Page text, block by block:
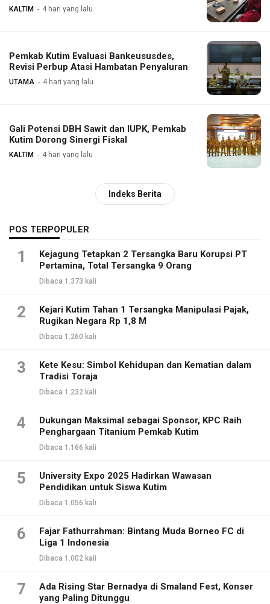
KALTIM 4 hari yang lalu
Pemkab Kutim Evaluasi Bankeususdes,
Revisi Perbup Atasi Hambatan Penyaluran
UTAMA 4 hari yang lalu
Gali Potensi DBH Sawit dan IUPK, Pemkab
Kutim Dorong Sinergi Fiskal
KALTIM 4 hari yang lalu
Indeks Berita
POS TERPOPULER
1
Kejagung Tetapkan 2 Tersangka Baru Korupsi PT
Pertamina, Total Tersangka 9 Orang
Dibaca 1.373 kali
2
Kejari Kutim Tahan 1 Tersangka Manipulasi Pajak,
Rugikan Negara Rp 1,8 M
Dibaca 1.260 kali
3
Kete Kesu: Simbol Kehidupan dan Kematian dalam
Tradisi Toraja
Dibaca 1.232 kali
4
Dukungan Maksimal sebagai Sponsor, KPC Raih
Penghargaan Titanium Pemkab Kutim
Dibaca 1.166 kali
5
University Expo 2025 Hadirkan Wawasan
Pendidikan untuk Siswa Kutim
Dibaca 1.056 kali
6
Fajar Fathurrahman: Bintang Muda Borneo FC di
Liga 1 Indonesia
Dibaca 1.002 kali
7
Ada Rising Star Bernadya di Smaland Fest, Konser
yang Paling Ditunggu